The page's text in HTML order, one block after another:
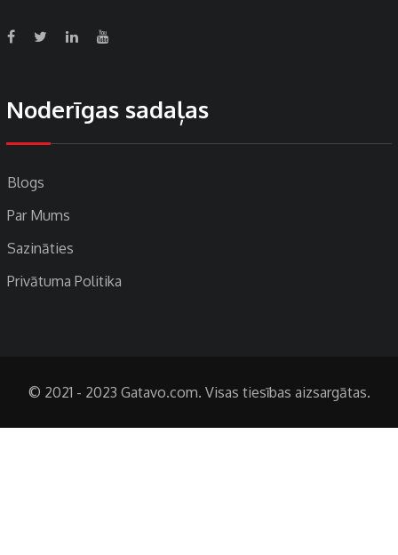
Noderīgas sadaļas
Blogs
Par Mums
Sazināties
Privātuma Politika
© 2021 - 2023 Gatavo.com. Visas tiesības aizsargātas.